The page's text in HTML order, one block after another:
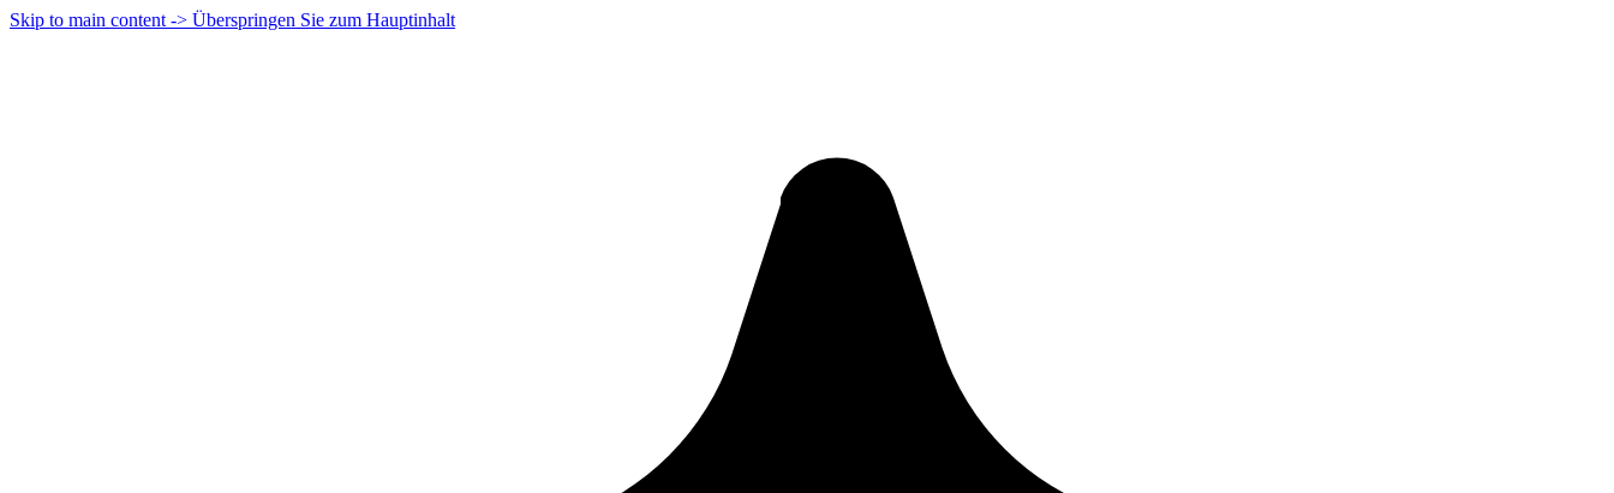
Skip to main content -> Überspringen Sie zum Hauptinhalt